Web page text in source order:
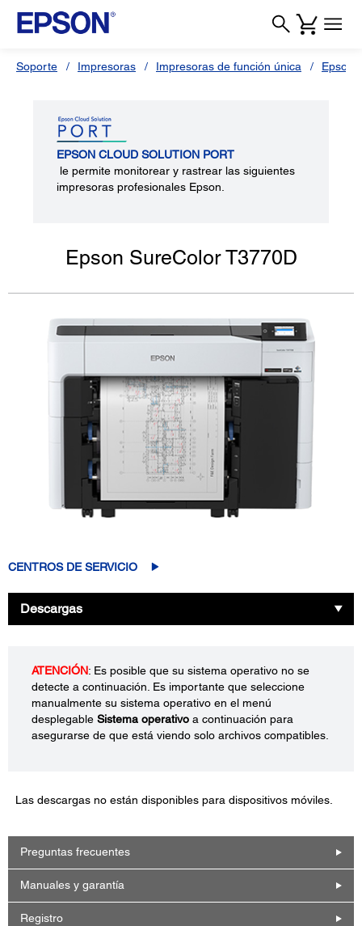
Soporte Impresoras Impresoras de función única Epson
EPSON CLOUD SOLUTION PORT
le permite monitorear y rastrear las siguientes
impresoras profesionales Epson.
Epson SureColor T3770D
CENTROS DE SERVICIO
Descargas
ATENCIÓN: Es posible que su sistema operativo no se
detecte a continuación. Es importante que seleccione
manualmente su sistema operativo en el menú
desplegable Sistema operativo a continuación para
asegurarse de que está viendo solo archivos compatibles.
Las descargas no están disponibles para dispositivos móviles.
Preguntas frecuentes
Manuales y garantía
Registro